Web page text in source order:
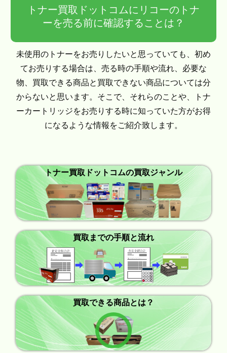
トナー買取ドットコムにリコーのトナ
ーを売る前に確認することは？
未使用のトナーをお売りしたいと思っていても、初め
てお売りする場合は、売る時の手順や流れ、必要な
物、買取できる商品と買取できない商品については分
からないと思います。そこで、それらのことや、トナ
ーカートリッジをお売りする時に知っていた方がお得
になるような情報をご紹介致します。
トナー買取ドットコムの買取ジャンル
買取までの手順と流れ
買取できる商品とは？